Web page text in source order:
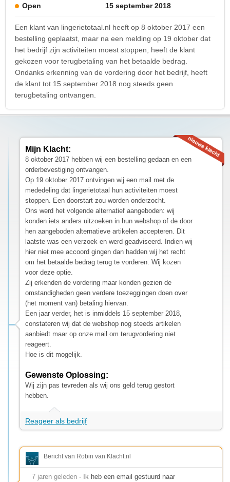
Open 15 september 2018
Een klant van lingerietotaal.nl heeft op 8 oktober 2017 een
bestelling geplaatst, maar na een melding op 19 oktober dat
het bedrijf zijn activiteiten moest stoppen, heeft de klant
gekozen voor terugbetaling van het betaalde bedrag.
Ondanks erkenning van de vordering door het bedrijf, heeft
de klant tot 15 september 2018 nog steeds geen
terugbetaling ontvangen.
Mijn Klacht:
8 oktober 2017 hebben wij een bestelling gedaan en een
orderbevestiging ontvangen.
Op 19 oktober 2017 ontvingen wij een mail met de
mededeling dat lingerietotaal hun activiteiten moest
stoppen. Een doorstart zou worden onderzocht.
Ons werd het volgende alternatief aangeboden: wij
konden iets anders uitzoeken in hun webshop of de door
hen aangeboden alternatieve artikelen accepteren. Dit
laatste was een verzoek en werd geadviseerd. Indien wij
hier niet mee accoord gingen dan hadden wij het recht
om het betaalde bedrag terug te vorderen. Wij kozen
voor deze optie.
Zij erkenden de vordering maar konden gezien de
omstandigheden geen verdere toezeggingen doen over
(het moment van) betaling hiervan.
Een jaar verder, het is inmiddels 15 september 2018,
constateren wij dat de webshop nog steeds artikelen
aanbiedt maar op onze mail om terugvordering niet
reageert.
Hoe is dit mogelijk.
Gewenste Oplossing:
Wij zijn pas tevreden als wij ons geld terug gestort
hebben.
Reageer als bedrijf
Bericht van Robin van Klacht.nl
7 jaren geleden - Ik heb een email gestuurd naar